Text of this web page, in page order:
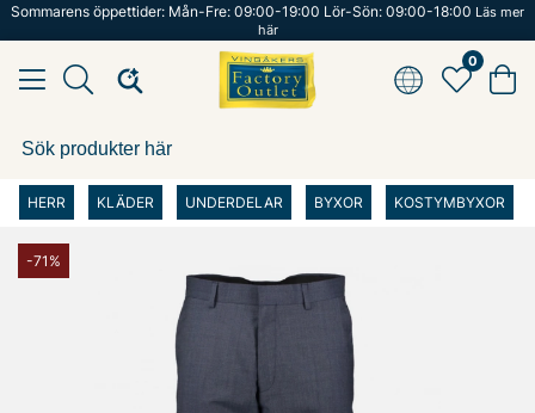
Sommarens öppettider: Mån-Fre: 09:00-19:00 Lör-Sön: 09:00-18:00 Läs mer
här
0
HERR KLÄDER UNDERDELAR BYXOR KOSTYMBYXOR
-71%